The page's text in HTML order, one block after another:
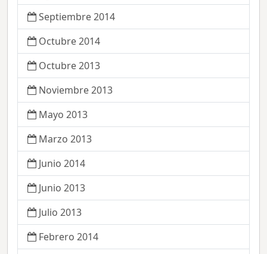
Septiembre 2014
Octubre 2014
Octubre 2013
Noviembre 2013
Mayo 2013
Marzo 2013
Junio 2014
Junio 2013
Julio 2013
Febrero 2014